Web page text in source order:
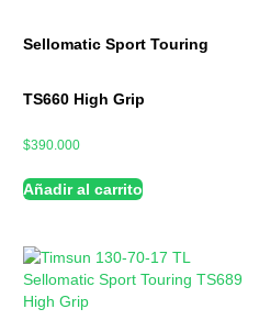
Sellomatic Sport Touring
TS660 High Grip
$390.000
Añadir al carrito